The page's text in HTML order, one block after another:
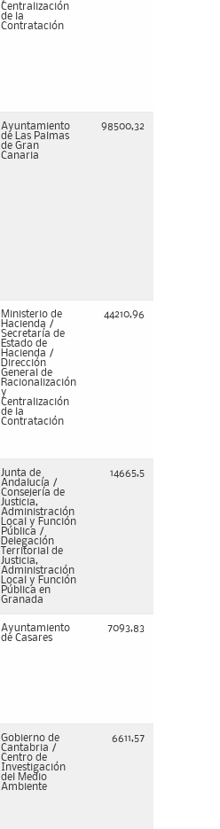
Centralización
de la
Contratación
Ayuntamiento
de Las Palmas
de Gran
Canaria
98500,32
Ministerio de
Hacienda /
Secretaría de
Estado de
Hacienda /
Dirección
General de
Racionalización
y
Centralización
de la
Contratación
44210,96
Junta de
Andalucía /
Consejería de
Justicia,
Administración
Local y Función
Pública /
Delegación
Territorial de
Justicia,
Administración
Local y Función
Pública en
Granada
14665,5
Ayuntamiento
de Casares
7093,83
Gobierno de
Cantabria /
Centro de
Investigación
del Medio
Ambiente
6611,57